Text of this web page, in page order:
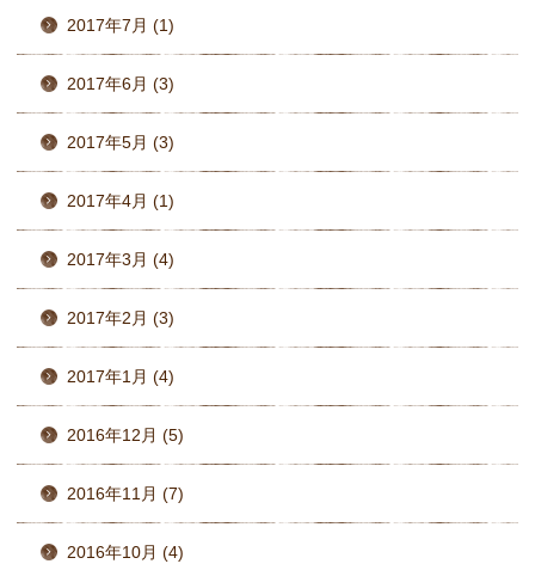
2017年7月 (1)
2017年6月 (3)
2017年5月 (3)
2017年4月 (1)
2017年3月 (4)
2017年2月 (3)
2017年1月 (4)
2016年12月 (5)
2016年11月 (7)
2016年10月 (4)